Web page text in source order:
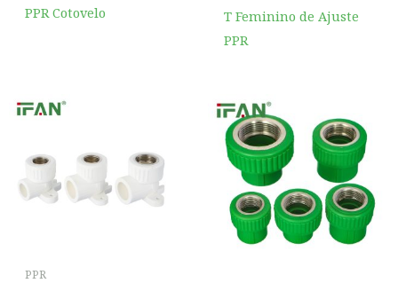
PPR Cotovelo
T Feminino de Ajuste
PPR
PPR